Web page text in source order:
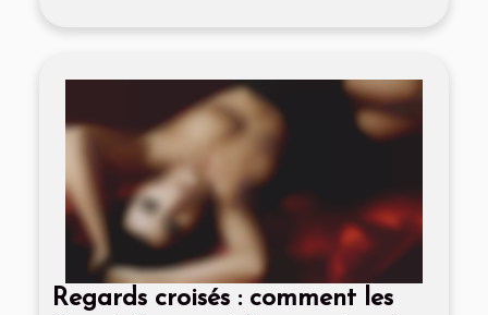
Regards croisés : comment les